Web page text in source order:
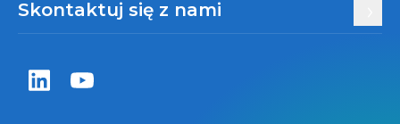
Zentiva LinkedIn
Zentiva YouTube
Skontaktuj się z nami